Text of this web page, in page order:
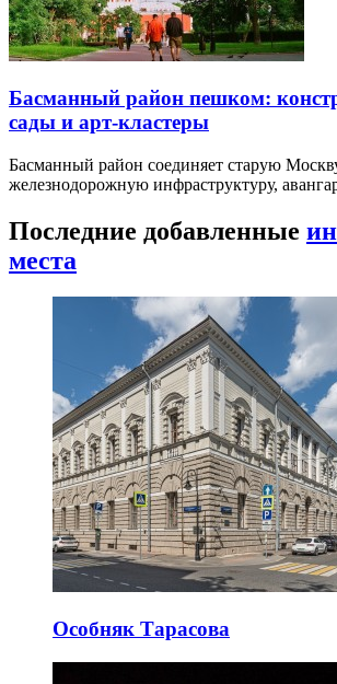
Басманный район пешком:
сады и арт-кластеры
Басманный район соединяет старую
железнодорожную инфраструктуру,
Последние добавленные
места
Особняк Тарасова